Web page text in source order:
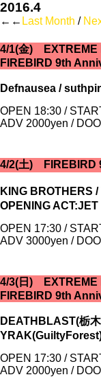
2016.4
←← Last Month /
4/1(金) EXTREME
FIREBIRD 9th
Defnausea /
OPEN 18:30 /
ADV 2000yen /
4/2(土) FIREBIRD
KING BROTHERS
OPENING
OPEN 17:30 /
ADV 3000yen /
4/3(日) EXTREME
FIREBIRD 9th
DEATHBLAST(栃
OPEN 17:30 /
ADV 2000yen /